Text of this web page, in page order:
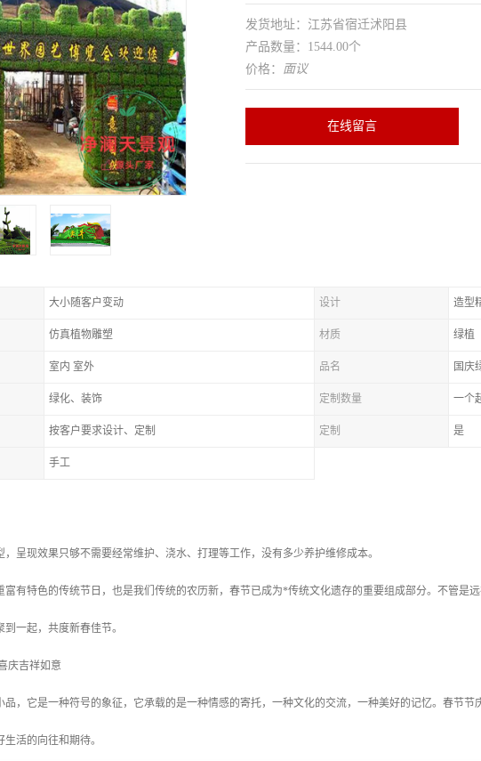
发货地址：江苏省宿迁沭阳县
产品数量：1544.00个
价格： 面议
在线留言
大小随客户变动 设计 造型
仿真植物雕塑 材质 绿植
室内 室外 品名 国庆
绿化、装饰 定制数量 一个
按客户要求设计、定制 定制 是
手工
，呈现效果只够不需要经常维护、浇水、打理等工作，没有多少养护维修成本。
富有特色的传统节日，也是我们传统的农历新，春节已成为*传统文化遗存的重要组成部分。不管是
一起，共度新春佳节。
庆吉祥如意
品，它是一种符号的象征，它承载的是一种情感的寄托，一种文化的交流，一种美好的记忆。春节
活的向往和期待。